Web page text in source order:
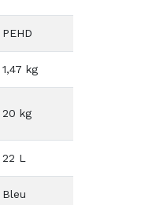
PEHD
1,47 kg
20 kg
22 L
Bleu